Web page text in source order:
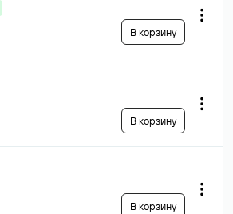
В корзину
В корзину
В корзину